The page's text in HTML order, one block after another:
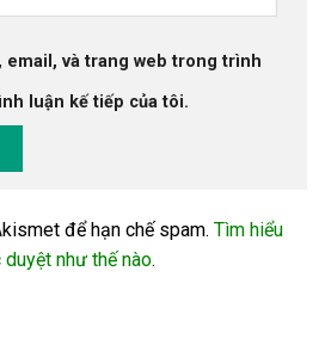
email, và trang web trong trình
luận kế tiếp của tôi.
để hạn chế spam. Tìm hiểu
như thế nào.